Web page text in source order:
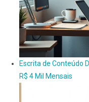
Escrita de Conteúdo
R$ 4 Mil Mensais